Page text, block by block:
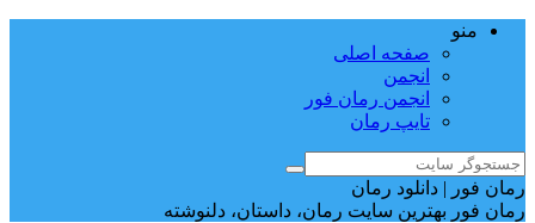
منو
صفحه اصلی
انجمن
انجمن رمان فور
تایپ رمان
رمان فور | دانلود رمان
رمان فور بهترین سایت رمان، داستان، دلنوشته